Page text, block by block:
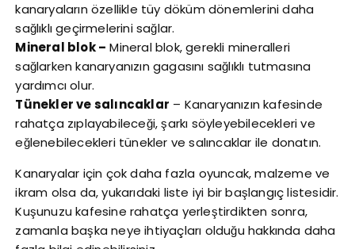
kanaryaların özellikle tüy döküm dönemlerini daha
sağlıklı geçirmelerini sağlar.
Mineral blok – Mineral blok, gerekli mineralleri
sağlarken kanaryanızın gagasını sağlıklı tutmasına
yardımcı olur.
Tünekler ve salıncaklar – Kanaryanızın kafesinde
rahatça zıplayabileceği, şarkı söyleyebilecekleri ve
eğlenebilecekleri tünekler ve salıncaklar ile donatın.
Kanaryalar için çok daha fazla oyuncak, malzeme ve
ikram olsa da, yukarıdaki liste iyi bir başlangıç listesidir.
Kuşunuzu kafesine rahatça yerleştirdikten sonra,
zamanla başka neye ihtiyaçları olduğu hakkında daha